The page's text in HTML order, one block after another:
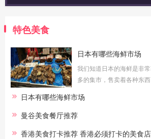
特色美食
日本有哪些海鲜市场
我们知道日本的海鲜是非
多的集市，售卖着各种东
个日本这里可以吃海鲜的市
日本有哪些海鲜市场
曼谷美食餐厅推荐
香港美食打卡推荐 香港必须打卡的美食店